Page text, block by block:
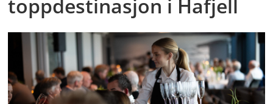
toppdestinasjon i Hafjell